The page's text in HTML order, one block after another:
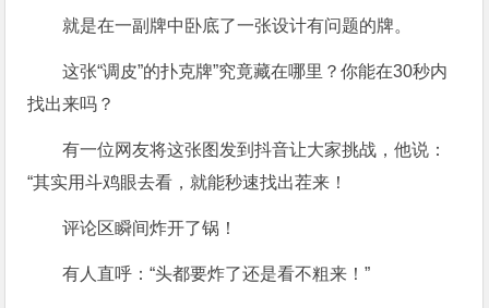
就是在一副牌中卧底了一张设计有问题的牌。
这张“调皮”的扑克牌”究竟藏在哪里？你能在30秒内
找出来吗？
有一位网友将这张图发到抖音让大家挑战，他说：
“其实用斗鸡眼去看，就能秒速找出茬来！
评论区瞬间炸开了锅！
有人直呼：“头都要炸了还是看不粗来！”